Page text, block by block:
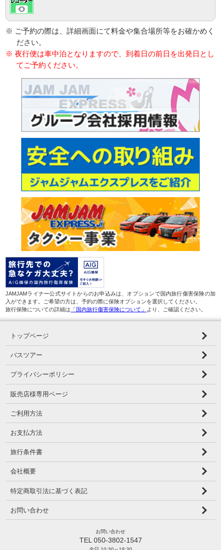
※ ご予約の際は、詳細画面にて料金や集合場所等をお確かめく
ださい。
※ 夜行便は車中泊となりますので、到着日の前日を出発日とし
てご予約ください。
JAMJAMライナー公式サイトからのお申込みは、オプションで国内旅行傷害保険の加
入ができます。ご希望の方は、予約の際に保険オプションを選択してください。
旅行保険についての詳細は 「国内旅行傷害保険について」 より、ご確認ください。
トップページ
バスツアー
プライバシーポリシー
販売店様専用ページ
ご利用方法
お支払方法
旅行条件書
会社概要
特定商取引法に基づく表記
お問い合わせ
お問い合わせ
TEL 050-3802-1547